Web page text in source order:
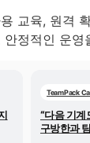
교육, 원격
정적인 운영
TeamPack
“다음 기계
구방한과